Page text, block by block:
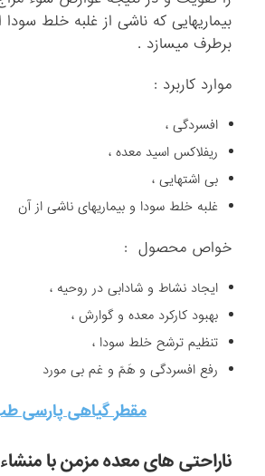
بیماریهایی که ناشی از غلبه خلط
برطرف میسازد .
موارد کاربرد :
افسردگی ،
ریفلاکس اسید معده ،
بی اشتهایی ،
غلبه خلط سودا و بیماریهای ناشی از آن
خواص محصول :
ایجاد نشاط و شادابی در روحیه ،
بهبود کارکرد معده و گوارش ،
تنظیم ترشح خلط سودا ،
رفع افسردگی و هَمّ و غم بی مورد
مقطر گیاهی پارسی
ناراحتی های معده مزمن با